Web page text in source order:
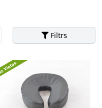
Filtrs